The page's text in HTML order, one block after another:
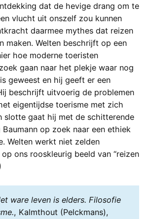
dat de hevige drang om te
vlucht uit onszelf zou kunnen
daarmee mythes dat reizen
maken. Welten beschrijft op een
hoe moderne toeristen
gaan naar het plekje waar nog
geweest en hij geeft er een
beschrijft uitvoerig de problemen
eigentijdse toerisme met zich
slotte gaat hij met de schitterende
op zoek naar een ethiek
Welten werkt niet zelden
ons rooskleurig beeld van “reizen
ware leven is elders. Filosofie
, Kalmthout (Pelckmans),